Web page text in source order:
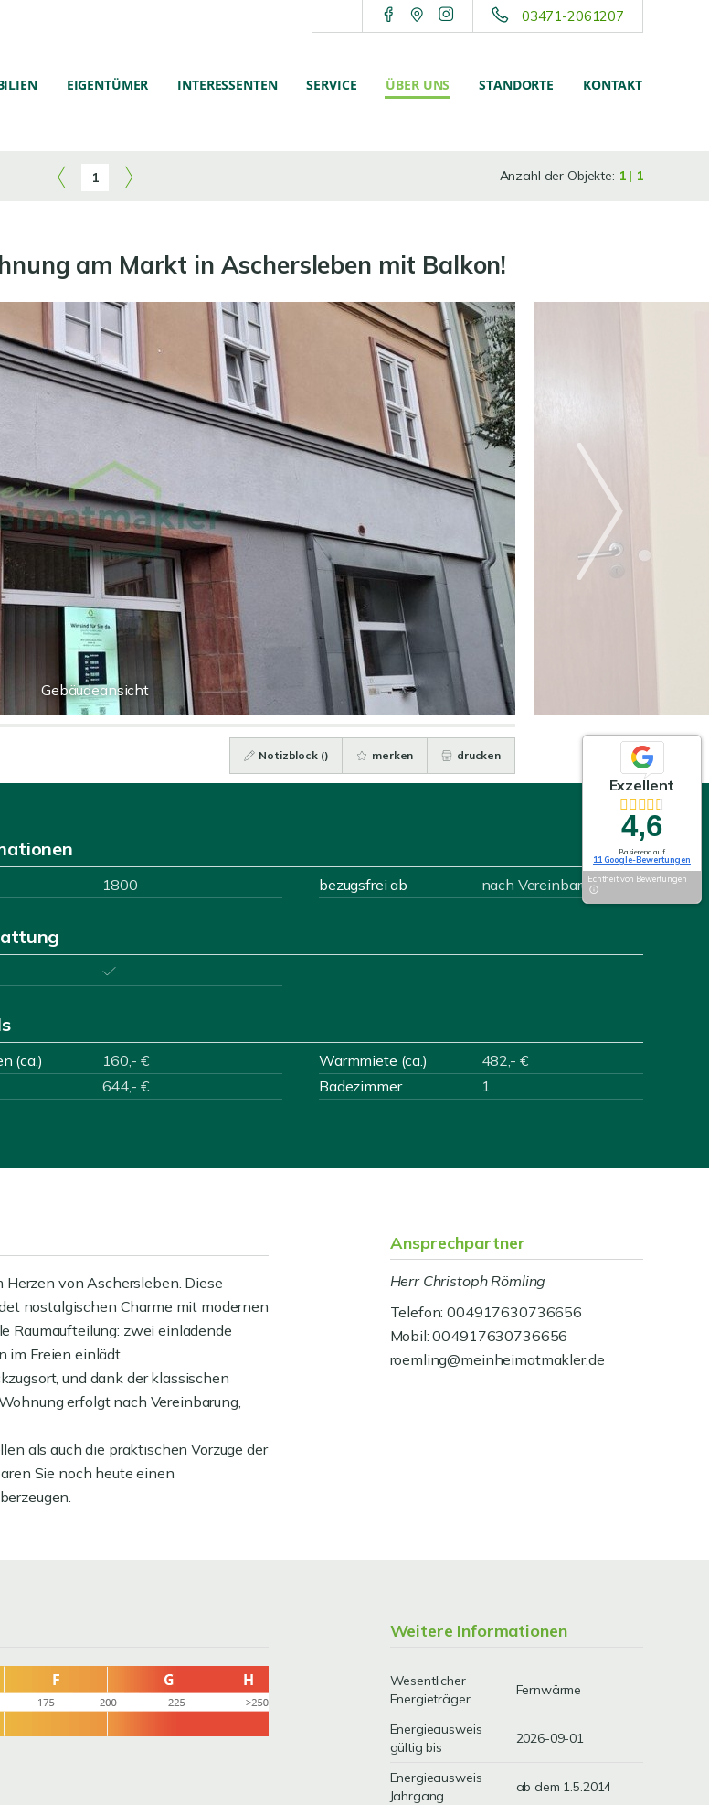
03471-2061207
EIGENTÜMER INTERESSENTEN SERVICE ÜBER UNS STANDORTE KONTAKT
1 Anzahl der Objekte: 1 | 1
am Markt in Aschersleben mit Balkon!
Gebäudeansicht
Notizblock () merken drucken
1800 bezugsfrei ab nach Vereinbarung
(ca.) 160,- € Warmmiete (ca.)
482,- €
644,- € Badezimmer 1
von Aschersleben. Diese
nostalgischen Charme mit modernen
Raumaufteilung: zwei einladende
im Freien einlädt.
und dank der klassischen
erfolgt nach Vereinbarung,
als auch die praktischen Vorzüge der
Sie noch heute einen
Ansprechpartner
Herr Christoph Römling
Telefon: 004917630736656
Mobil: 004917630736656
roemling@meinheimatmakler.de
Weitere Informationen
Wesentlicher
Energieträger
Fernwärme
Energieausweis
gültig bis
2026-09-01
Energieausweis
Jahrgang
ab dem 1.5.2014
Exzellent
4,6
Basierend auf
11 Google-Bewertungen
Echtheit von Bewertungen